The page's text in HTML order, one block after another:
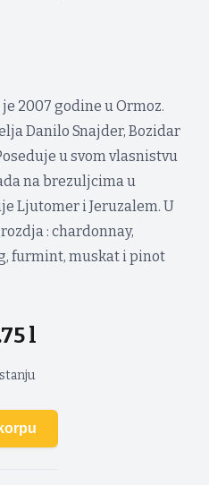
2007 godine u Ormoz.
Danilo Snajder, Bozidar
u svom vlasnistvu
na brezuljcima u
Ljutomer i Jeruzalem. U
: chardonnay,
furmint, muskat i pinot
l